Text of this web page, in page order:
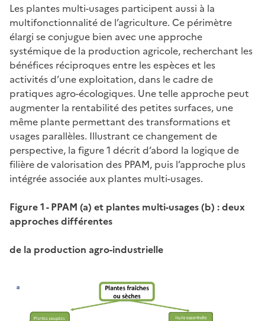
Les plantes multi-usages participent aussi à la
multifonctionnalité de l’agriculture. Ce périmètre
élargi se conjugue bien avec une approche
systémique de la production agricole, recherchant les
bénéfices réciproques entre les espèces et les
activités d’une exploitation, dans le cadre de
pratiques agro-écologiques. Une telle approche peut
augmenter la rentabilité des petites surfaces, une
même plante permettant des transformations et
usages parallèles. Illustrant ce changement de
perspective, la figure 1 décrit d’abord la logique de
filière de valorisation des PPAM, puis l’approche plus
intégrée associée aux plantes multi-usages.
Figure 1 - PPAM (a) et plantes multi-usages (b) : deux
approches différentes
de la production agro-industrielle